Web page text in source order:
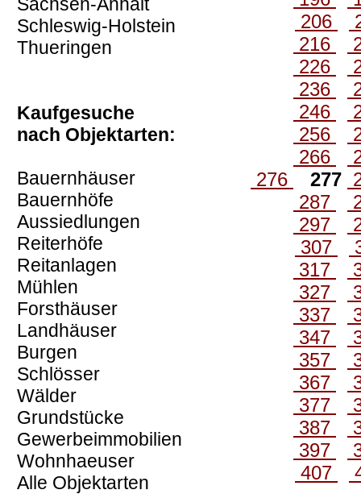
Schleswig-Holstein
Thueringen
Kaufgesuche
nach Objektarten:
Bauernhäuser
Bauernhöfe
Aussiedlungen
Reiterhöfe
Reitanlagen
Mühlen
Forsthäuser
Landhäuser
Burgen
Schlösser
Wälder
Grundstücke
Gewerbeimmobilien
Wohnhaeuser
Alle Objektarten
206
216
226
236
246
256
266
276
277
287
297
307
317
327
337
347
357
367
377
387
397
407